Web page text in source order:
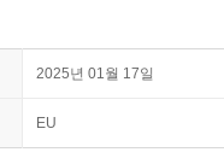
2025년 01월 17일
EU